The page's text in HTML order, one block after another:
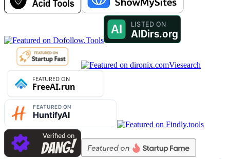
Viesearch